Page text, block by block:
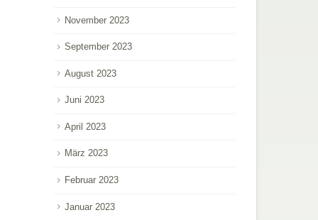
November 2023
September 2023
August 2023
Juni 2023
April 2023
März 2023
Februar 2023
Januar 2023